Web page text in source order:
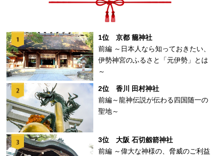
1位 京都 籠神社
前編 ～日本人なら知っておきたい、
伊勢神宮のふるさと「元伊勢」とは
～
2位 香川 田村神社
前編～龍神伝説が伝わる四国随一の
聖地～
3位 大阪 石切劔箭神社
前編 ～偉大な神様の、脅威のご利益